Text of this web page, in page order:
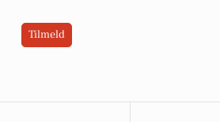
Tilmeld